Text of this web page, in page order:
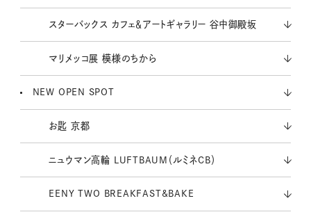
スターバックス カフェ＆アートギャラリー 谷中御殿坂
マリメッコ展 模様のちから
NEW OPEN SPOT
お匙 京都
ニュウマン高輪 LUFTBAUM（ルミネCB）
EENY TWO BREAKFAST&BAKE